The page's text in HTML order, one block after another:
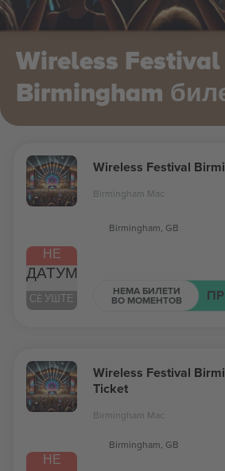
Wireless Festival
Birmingham
НЕ
ДАТУМ
СÈ УШТЕ
Wireless Festival
Birmingham Mac
Birmingham, GB
НЕМА БИЛЕТИ
ВО МОМЕНТОВ
НЕ
Wireless Festival
Ticket
Birmingham Mac
Birmingham, GB